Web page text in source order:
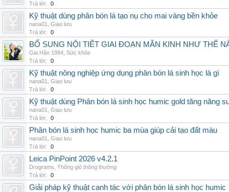
Trả lời:
0
Kỹ thuật dùng phân bón lá tạo nụ cho mai vàng bền khỏe
nana01
Giao lưu
Trả lời:
0
BỔ SUNG NỘI TIẾT GIAI ĐOẠN MÃN KINH NHƯ THẾ
Gia Hân 1994 Sức khỏe
Trả lời:
0
Kỹ thuật nông nghiệp ứng dụng phân bón lá sinh học là gì
nana01
Giao lưu
Trả lời:
0
Kỹ thuật dùng Phân bón lá sinh học humic gold tăng năng
nana01
Giao lưu
Trả lời:
0
Phân bón lá sinh học humic ba mùa giúp cải tạo đất màu
nana01
Giao lưu
Trả lời:
0
Leica PinPoint 2026 v4.2.1
Drograms Thông gió thông thường
Trả lời:
0
Giải pháp kỹ thuật canh tác với phân bón lá sinh học humic